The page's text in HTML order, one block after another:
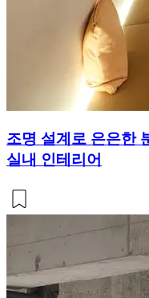
조명 설계로 은은한
실내 인테리어